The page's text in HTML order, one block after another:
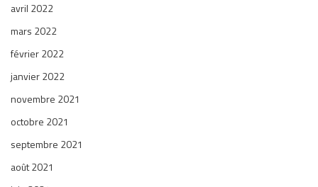
avril 2022
mars 2022
février 2022
janvier 2022
novembre 2021
octobre 2021
septembre 2021
août 2021